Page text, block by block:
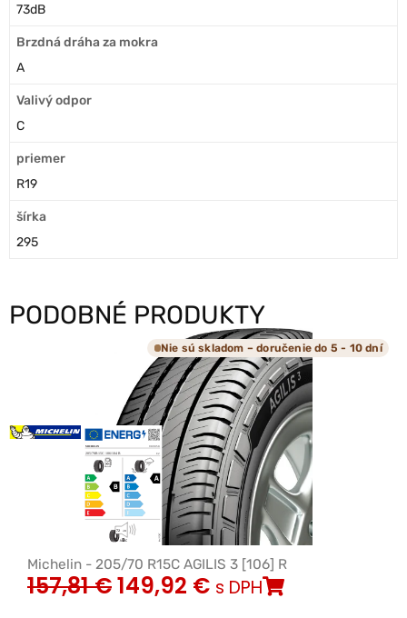
73dB
Brzdná dráha za mokra
A
Valivý odpor
C
priemer
R19
šírka
295
PODOBNÉ PRODUKTY
Nie sú skladom – doručenie do 5 - 10 dní
Michelin - 205/70 R15C AGILIS 3 [106] R
157,81€149,92 € s DPH